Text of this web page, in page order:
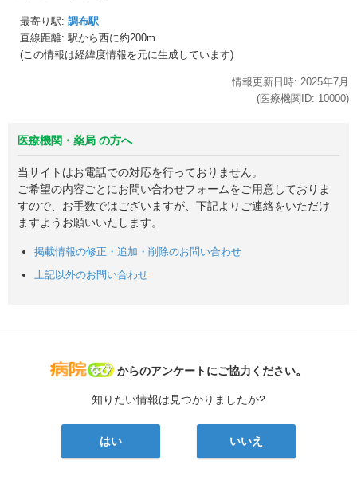
最寄り駅: 調布駅
直線距離: 駅から西に約200m
(この情報は経緯度情報を元に生成しています)
情報更新日時: 2025年7月
(医療機関ID: 10000)
医療機関・薬局 の方へ
当サイトはお電話での対応を行っておりません。
ご希望の内容ごとにお問い合わせフォームをご用意しておりま
すので、お手数ではございますが、下記よりご連絡をいただけ
ますようお願いいたします。
掲載情報の修正・追加・削除のお問い合わせ
上記以外のお問い合わせ
病院なび
からのアンケートにご協力ください。
知りたい情報は見つかりましたか?
はい いいえ